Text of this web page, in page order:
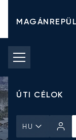
CHARTER
ÚTI CÉLOK
HU